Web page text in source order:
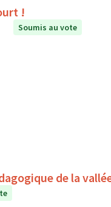
!
Soumis au vote
de la